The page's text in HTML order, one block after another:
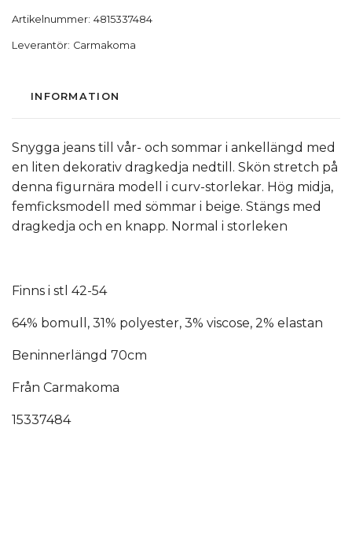
Artikelnummer: 4815337484
Leverantör: Carmakoma
INFORMATION
Snygga jeans till vår- och sommar i ankellängd med
en liten dekorativ dragkedja nedtill. Skön stretch på
denna figurnära modell i curv-storlekar. Hög midja,
femficksmodell med sömmar i beige. Stängs med
dragkedja och en knapp. Normal i storleken
Finns i stl 42-54
64% bomull, 31% polyester, 3% viscose, 2% elastan
Beninnerlängd 70cm
Från Carmakoma
15337484